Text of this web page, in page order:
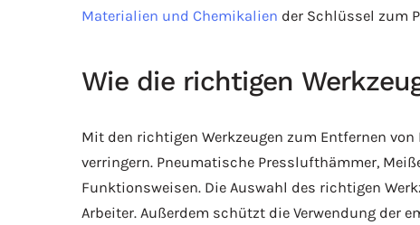
Materialien und Chemikalien der Schlüssel zum
Wie die richtigen
Mit den richtigen Werkzeugen zum Entfernen
verringern. Pneumatische Presslufthämmer,
Funktionsweisen. Die Auswahl des richtigen
Arbeiter. Außerdem schützt die Verwendung der